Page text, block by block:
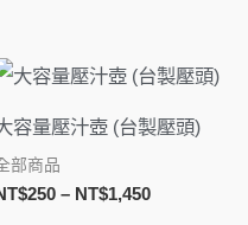
容量壓汁壺 (台製壓頭)
部商品
250 – NT$1,450
價
格
圍：
NT$1,450